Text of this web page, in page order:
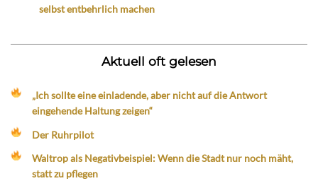
selbst entbehrlich machen
Aktuell oft gelesen
„Ich sollte eine einladende, aber nicht auf die Antwort
eingehende Haltung zeigen“
Der Ruhrpilot
Waltrop als Negativbeispiel: Wenn die Stadt nur noch mäht,
statt zu pflegen